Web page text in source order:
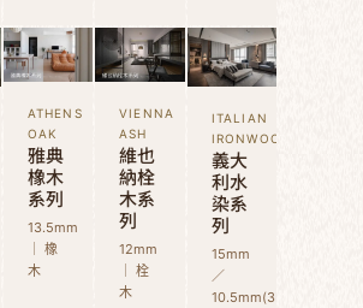
ATHENS
OAK
雅典
橡木
系列
13.5mm
｜ 橡
木
VIENNA
ASH
維也
納栓
木系
列
12mm
｜ 栓
木
ITALIAN
IRONWOOD
義大
利水
染系
列
15mm
／
10.5mm(3D)